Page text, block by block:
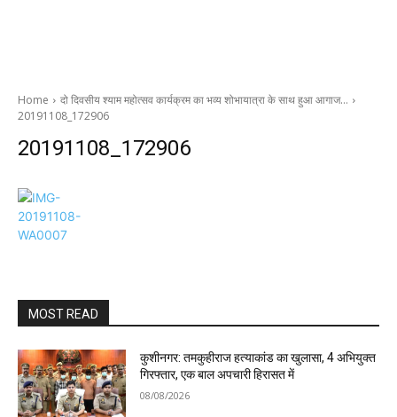
Home
दो दिवसीय श्याम महोत्सव कार्यक्रम का भव्य शोभायात्रा के साथ हुआ आगाज…
20191108_172906
20191108_172906
MOST READ
कुशीनगर: तमकुहीराज हत्याकांड का खुलासा, 4 अभियुक्त
गिरफ्तार, एक बाल अपचारी हिरासत में
08/08/2026